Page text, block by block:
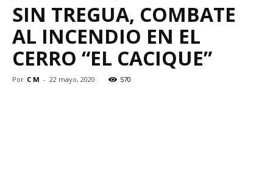
SIN TREGUA, COMBATE
AL INCENDIO EN EL
CERRO “EL CACIQUE”
Por C M - 22 mayo, 2020 570